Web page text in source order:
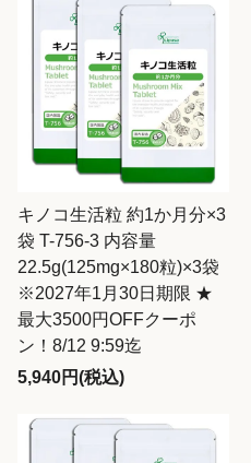
キノコ生活粒 約1か月分×3
袋 T-756-3 内容量
22.5g(125mg×180粒)×3袋
※2027年1月30日期限 ★
最大3500円OFFクーポ
ン！8/12 9:59迄
5,940円(税込)